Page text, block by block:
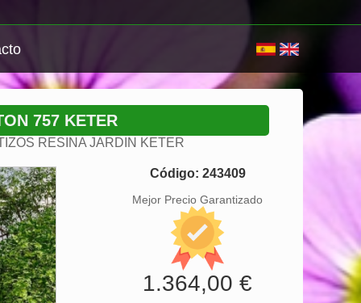
757 KETER
RESINA JARDIN KETER
Código: 243409
Mejor Precio Garantizado
1.364,00 €